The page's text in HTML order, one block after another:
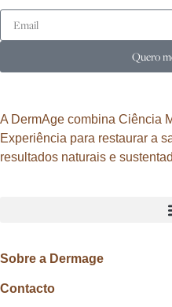
Quero
A DermAge combina Ciência
Experiência para restaurar a
resultados naturais e
Sobre a Dermage
Contacto